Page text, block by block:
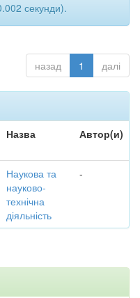
секунди).
назад 1 далі
Назва Автор(и)
Наукова та
науково-
технічна
діяльність
-